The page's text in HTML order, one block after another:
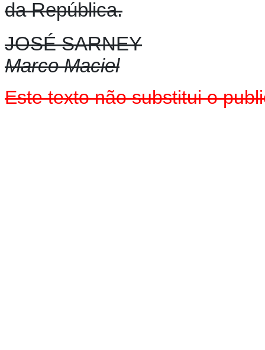
da República.
JOSÉ SARNEY
Marco Maciel
Este texto não substitui o